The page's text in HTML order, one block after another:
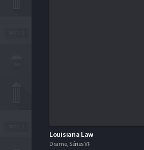
Louisiana Law
Drame, Séries VF